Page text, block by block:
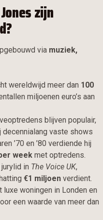
zijn
via muziek,
wereldwijd meer dan 100
miljoenen euro’s aan
blijven populair,
decennialang vaste shows
’70 en ’80 verdiende hij
week met optredens.
in The Voice UK,
€1 miljoen verdient.
woningen in Londen en
een waarde van meer dan